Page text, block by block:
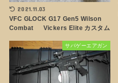
2021.11.03
VFC GLOCK G17 Gen5 Wilson
Combat Vickers Elite カスタム
サバゲーエアガン